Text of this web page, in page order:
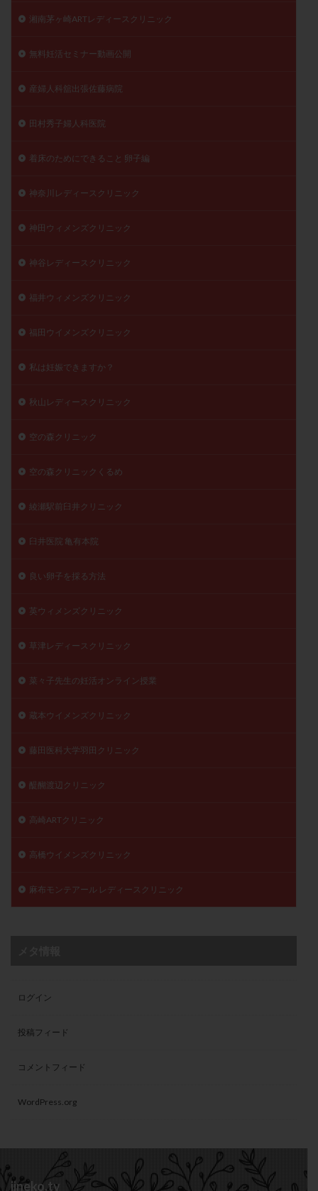
湘南茅ヶ崎ARTレディースクリニック
無料妊活セミナー動画公開
産婦人科舘出張佐藤病院
田村秀子婦人科医院
着床のためにできること 卵子編
神奈川レディースクリニック
神田ウィメンズクリニック
神谷レディースクリニック
福井ウィメンズクリニック
福田ウイメンズクリニック
私は妊娠できますか？
秋山レディースクリニック
空の森クリニック
空の森クリニックくるめ
綾瀬駅前臼井クリニック
臼井医院 亀有本院
良い卵子を採る方法
英ウィメンズクリニック
草津レディースクリニック
菜々子先生の妊活オンライン授業
蔵本ウイメンズクリニック
藤田医科大学羽田クリニック
醍醐渡辺クリニック
高崎ARTクリニック
高橋ウイメンズクリニック
麻布モンテアール レディースクリニック
ログイン
投稿フィード
コメントフィード
WordPress.org
jineko.tv